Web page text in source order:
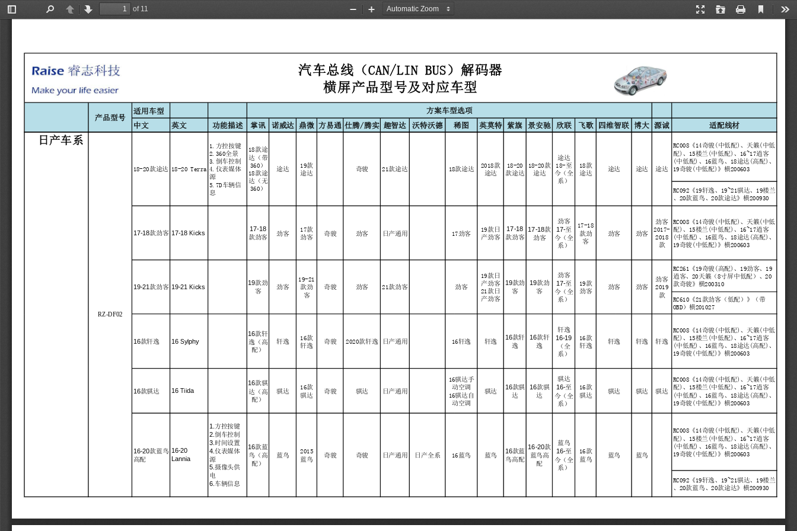
Toggle
PreviousNext
of 11
Presentation
Open Print
Current
Zoom
Zoom
适用车型
中文
英文 功能描述 掌讯 诺威达 鼎微 方易通 仕腾/腾实 趣智达 沃特沃德 稀图 英莫特 紫旗 景安驰 欣联 飞歌 四维智联 博大 源诚 适配线材
汽车总线（CAN/LIN BUS）解码器
横屏产品型号及对应车型
产品型号
方案车型选项
RC008《14奇骏(中低配)、天籁(中低
配)、15楼兰(中低配)、16~17逍客
(中低配)、16蓝鸟、18途达(高配)、
19奇骏(中低配)》横200603
RC092《19轩逸、19~21骐达、19楼兰
、20款蓝鸟、20款途达》横200930
17-18款劲客 17-18 Kicks
17-18
款劲客
劲客
17款
劲客
奇骏 劲客 日产通用 17劲客
19款日
产劲客
17-18
款劲客
17-18款
劲客
劲客
17-至
今（全
系）
17-18
款劲
客
劲客 劲客
劲客
2017-
2018
款
RC008《14奇骏(中低配)、天籁(中低
配)、15楼兰(中低配)、16~17逍客
(中低配)、16蓝鸟、18途达(高配)、
19奇骏(中低配)》横200603
RC261《19奇骏(高配)、19劲客、19
逍客、20天籁（8寸屏中低配）、20
款奇骏》横200310
RC610《21款劲客（低配）》（带
OBD）横201027
16款轩逸 16 Sylphy
16款轩
逸（高
配）
轩逸
16款
轩逸
奇骏 2020款轩逸 日产通用 16轩逸 轩逸
16款轩
逸
16款轩
逸
轩逸
16-19
（全
系）
16款
轩逸
轩逸 轩逸 轩逸
RC008《14奇骏(中低配)、天籁(中低
配)、15楼兰(中低配)、16~17逍客
(中低配)、16蓝鸟、18途达(高配)、
19奇骏(中低配)》横200603
16款骐达 16 Tiida
16款骐
达（高
配）
骐达
16款
骐达
奇骏 骐达 日产通用
16骐达手
动空调
16骐达自
动空调
骐达
16款骐
达
16款骐
达
骐达
16-至
今（全
系）
16款
骐达
骐达 骐达 骐达
RC008《14奇骏(中低配)、天籁(中低
配)、15楼兰(中低配)、16~17逍客
(中低配)、16蓝鸟、18途达(高配)、
19奇骏(中低配)》横200603
RC008《14奇骏(中低配)、天籁(中低
配)、15楼兰(中低配)、16~17逍客
(中低配)、16蓝鸟、18途达(高配)、
19奇骏(中低配)》横200603
RC092《19轩逸、19~21骐达、19楼兰
、20款蓝鸟、20款途达》横200930
  日产车系
RZ-DF02
奇骏
奇骏
1. 方控按键
2. 倒车控制
3. 时间设置
4. 仪表媒体
源
5. 摄像头供
电
6. 车辆信息
2015
蓝鸟
21款途达
蓝鸟
16-至
今（全
系）
蓝鸟
16蓝鸟
18款途达
蓝鸟
途达
途达
18-至
今（全
系）
途达
劲客
2019
款
途达
18款
途达
16-20
Lannia
18-20款途达
19-21 Kicks 21款劲客
奇骏
日产通用
奇骏 蓝鸟
劲客
劲客
劲客
17-至
今（全
系）
19款
途达
蓝鸟
16款蓝
鸟（高
配）
途达
19-21
款劲
客
1.方控按键
2.360全景
3.倒车控制
4.仪表媒体
源
5.7D车辆信
息
19款劲
客
18款途
达（带
360）
18款途
达（无
360）
劲客
16-20款蓝鸟
高配
19-21 款劲客
18-20 Terra
劲客
16款蓝
鸟高配
日产全系
19款日
产劲客
21款日
产劲客
19款劲
客
2018款
途达
18-20款
途达
19款劲
客
18-20
款途达
16-20款
蓝鸟高
配
劲客
16款
蓝鸟
19款
劲客